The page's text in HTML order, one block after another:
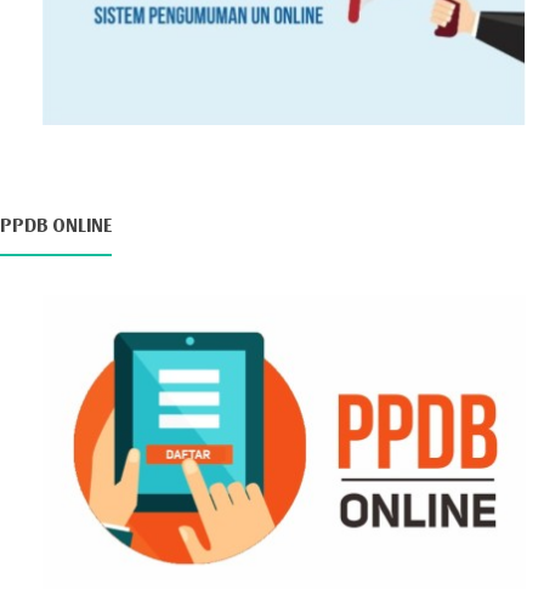
PPDB ONLINE